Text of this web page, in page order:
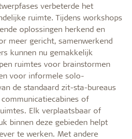
verbeterde het
ruimte. Tijdens workshops
oplossingen herkend en
meer gericht, samenwerkend
kunnen nu gemakkelijk
ruimtes voor brainstormen
voor informele solo-
de standaard zit-sta-bureaus
of
Elk verplaatsbaar of
binnen deze gebieden helpt
te werken. Met andere